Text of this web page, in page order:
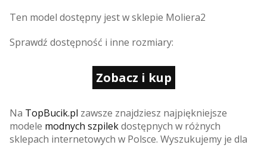
Ten model dostępny jest w sklepie Moliera2
Sprawdź dostępność i inne rozmiary:
Zobacz i kup
Na TopBucik.pl zawsze znajdziesz najpiękniejsze
modele modnych szpilekdostępnych w różnych
sklepach internetowych w Polsce. Wyszukujemy je dla